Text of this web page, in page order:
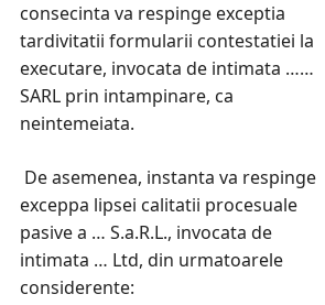
consecinta va respinge exceptia
tardivitatii formularii contestatiei la
executare, invocata de intimata ……
SARL prin intampinare, ca
neintemeiata.
De asemenea, instanta va respinge
exceppa lipsei calitatii procesuale
pasive a … S.a.R.L., invocata de
intimata … Ltd, din urmatoarele
considerente: